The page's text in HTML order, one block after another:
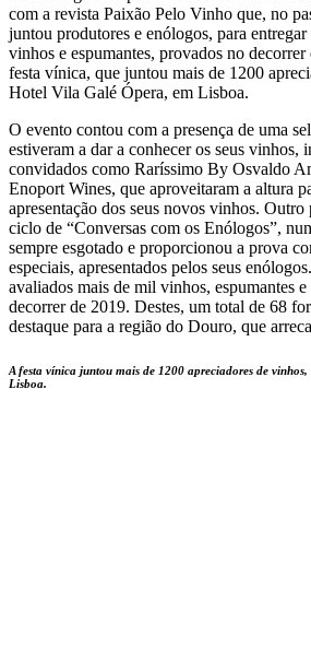
com a revista Paixão Pelo Vinho que, no
juntou produtores e enólogos, para
vinhos e espumantes, provados no
festa vínica, que juntou mais de 1200
Hotel Vila Galé Ópera, em Lisboa.
O evento contou com a presença de uma
estiveram a dar a conhecer os seus vinhos,
convidados como Raríssimo By Osvaldo
Enoport Wines, que aproveitaram a altura
apresentação dos seus novos vinhos.
ciclo de “Conversas com os Enólogos”,
sempre esgotado e proporcionou a prova
especiais, apresentados pelos seus
avaliados mais de mil vinhos, espumantes
decorrer de 2019. Destes, um total de 68
destaque para a região do Douro, que
A festa vínica juntou mais de 1200 apreciadores de
Lisboa.